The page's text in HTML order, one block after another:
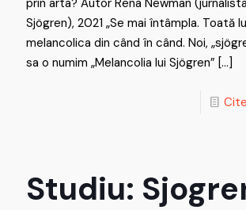
Sjögren), 2021 „Se mai întâmpla. Toată
melancolica din când în când. Noi,
sa o numim „Melancolia lui Sjögren” […]
Studiu: